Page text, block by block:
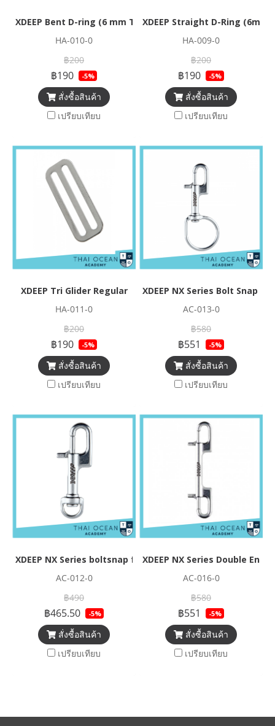
XDEEP Bent D-ring (6 mm Thick)
HA-010-0
฿200
฿190 -5%
สั่งซื้อสินค้า
เปรียบเทียบ
XDEEP Straight D-Ring (6mm
HA-009-0
฿200
฿190 -5%
สั่งซื้อสินค้า
เปรียบเทียบ
XDEEP Tri Glider Regular
HA-011-0
฿200
฿190 -5%
สั่งซื้อสินค้า
เปรียบเทียบ
XDEEP NX Series Bolt Snap
AC-013-0
฿580
฿551 -5%
สั่งซื้อสินค้า
เปรียบเทียบ
XDEEP NX Series boltsnap for regs
AC-012-0
฿490
฿465.50 -5%
สั่งซื้อสินค้า
เปรียบเทียบ
XDEEP NX Series Double
AC-016-0
฿580
฿551 -5%
สั่งซื้อสินค้า
เปรียบเทียบ